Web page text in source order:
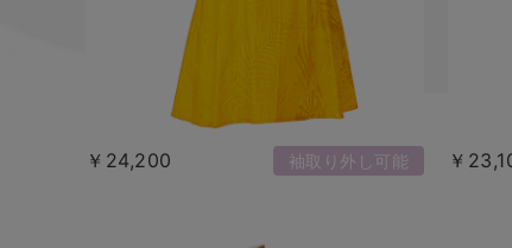
￥24,200 袖取り外し可能 ￥